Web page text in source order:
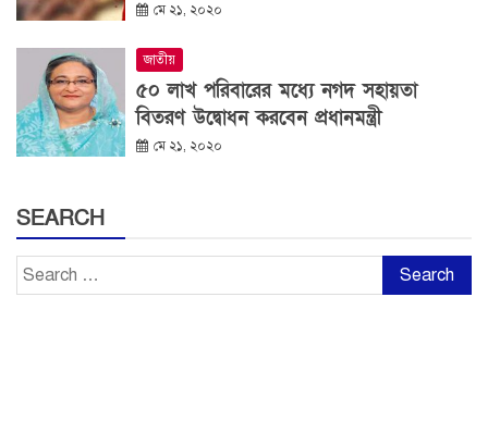
মে ২১, ২০২০
জাতীয়
৫০ লাখ পরিবারের মধ্যে নগদ সহায়তা
বিতরণ উদ্বোধন করবেন প্রধানমন্ত্রী
মে ২১, ২০২০
SEARCH
Search
for: